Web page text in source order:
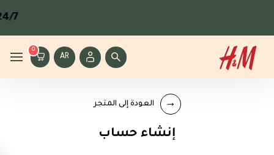
7
AR
0
العودة إلى المتجر
إنشاء حساب